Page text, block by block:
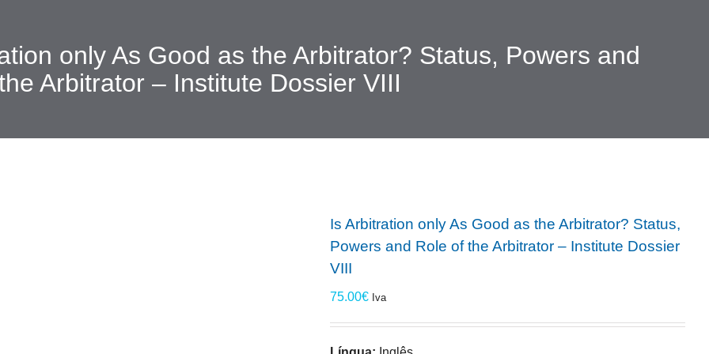
only As Good as the Arbitrator? Status, Powers and
Arbitrator – Institute Dossier VIII
Is Arbitration only As Good as the Arbitrator? Status,
Powers and Role of the Arbitrator – Institute Dossier
VIII
75.00€ Iva